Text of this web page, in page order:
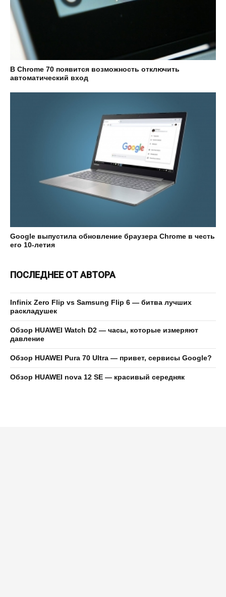
В Chrome 70 появится возможность отключить
автоматический вход
Google выпустила обновление браузера Chrome в честь
его 10-летия
ПОСЛЕДНЕЕ ОТ АВТОРА
Infinix Zero Flip vs Samsung Flip 6 — битва лучших
раскладушек
Обзор HUAWEI Watch D2 — часы, которые измеряют
давление
Обзор HUAWEI Pura 70 Ultra — привет, сервисы Google?
Обзор HUAWEI nova 12 SE — красивый середняк